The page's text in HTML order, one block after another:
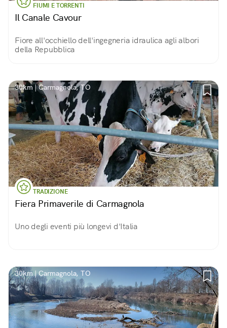
FIUMI E TORRENTI
Il Canale Cavour
Fiore all'occhiello dell'ingegneria idraulica agli albori
della Repubblica
30km | Carmagnola, TO
TRADIZIONE
Fiera Primaverile di Carmagnola
Uno degli eventi più longevi d'Italia
30km | Carmagnola, TO